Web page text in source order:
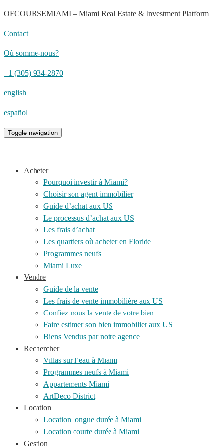
OFCOURSEMIAMI – Miami Real Estate & Investment Platform
Contact
Où somme-nous?
+1 (305) 934-2870
english
español
Toggle navigation
Acheter
Pourquoi investir à Miami?
Choisir son agent immobilier
Guide d’achat aux US
Le processus d’achat aux US
Les frais d’achat
Les quartiers où acheter en Floride
Programmes neufs
Miami Luxe
Vendre
Guide de la vente
Les frais de vente immobilière aux US
Confiez-nous la vente de votre bien
Faire estimer son bien immobilier aux US
Biens Vendus par notre agence
Rechercher
Villas sur l’eau à Miami
Programmes neufs à Miami
Appartements Miami
ArtDeco District
Location
Location longue durée à Miami
Location courte durée à Miami
Gestion